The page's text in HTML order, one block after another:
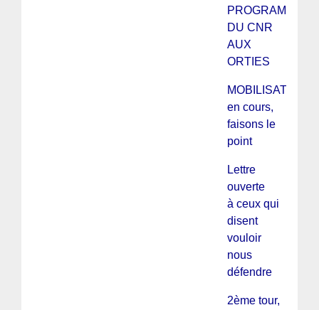
PROGRAMME
DU CNR
AUX
ORTIES
MOBILISATIONS
en cours,
faisons le
point
Lettre
ouverte
à ceux qui
disent
vouloir
nous
défendre
2ème tour,